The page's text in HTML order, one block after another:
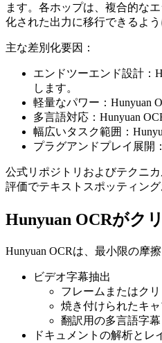
ます。各ホップは、複合的な
化された出力に移行できるよう
主な差別化要因：
エンドツーエンド設計：
します。
軽量なパワー：Hunyuan
多言語対応：Hunyuan
幅広いタスク範囲：
プラグアンドプレイ展開
公式リポジトリおよびテクニ
評価でテキストスポッティン
Hunyuan OCRがク
Hunyuan OCRは、最小限の摩
ビデオ字幕抽出
フレームまたはク
焼き付けられたキ
翻訳用の多言語字
ドキュメントの解析とレ